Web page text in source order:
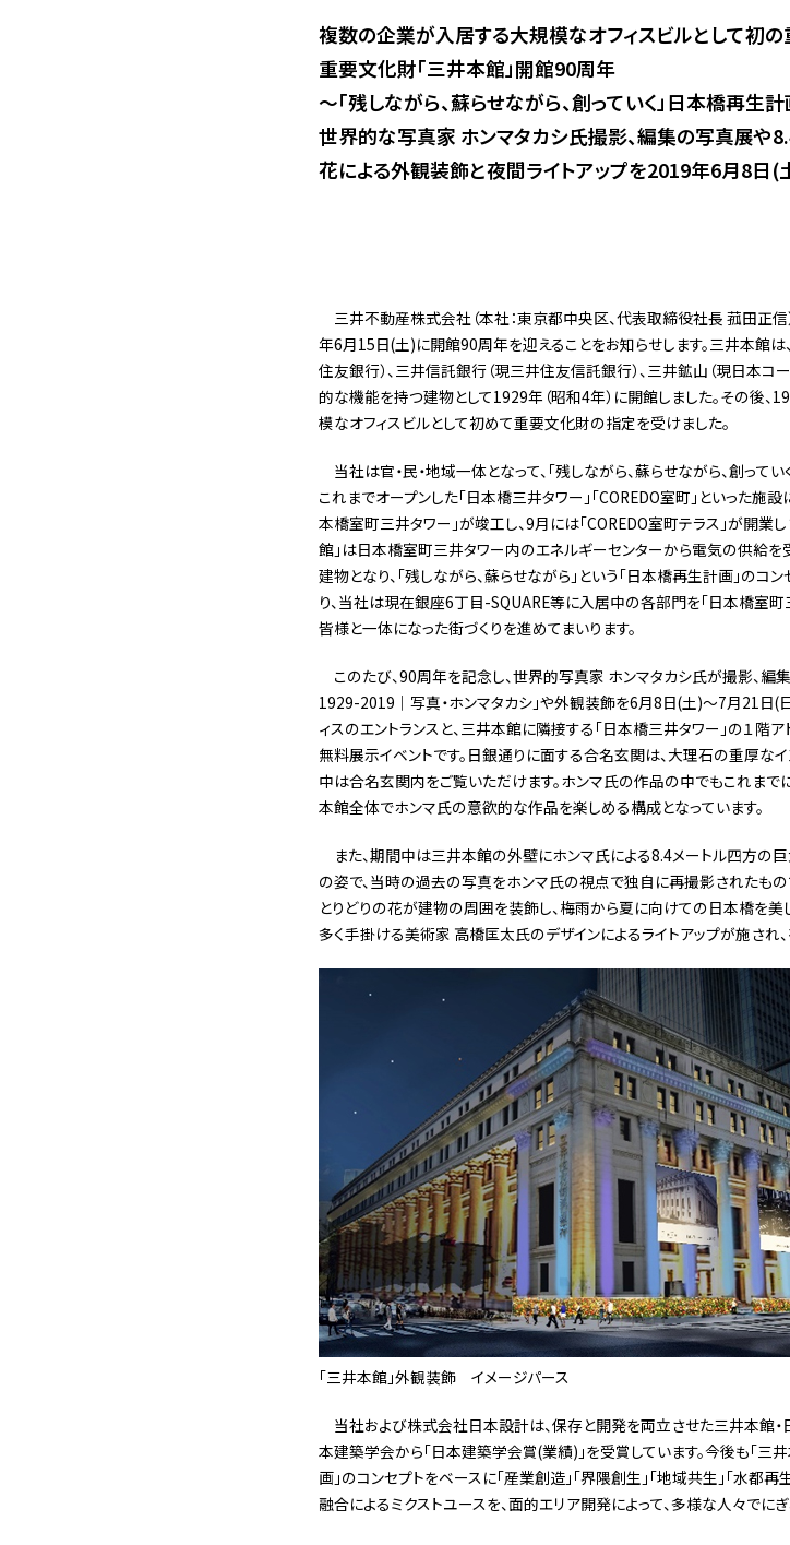
複数の企業が入居する大規模なオフィスビルとして初
重要文化財「三井本館」開館90周年
～「残しながら、蘇らせながら、創っていく」日本橋再生
世界的な写真家 ホンマタカシ氏撮影、編集の写真展や
花による外観装飾と夜間ライトアップを2019年6月8
三井不動産株式会社（本社：東京都中央区、代表取締役社長 菰田正
年6月15日(土)に開館90周年を迎えることをお知らせします。三井本館
住友銀行）、三井信託銀行（現三井住友信託銀行）、三井鉱山（現日本
的な機能を持つ建物として1929年（昭和4年）に開館しました。その後
模なオフィスビルとして初めて重要文化財の指定を受けました。
当社は官・民・地域一体となって、「残しながら、蘇らせながら、創って
これまでオープンした「日本橋三井タワー」「COREDO室町」といった施
本橋室町三井タワー」が竣工し、9月には「COREDO室町テラス」が開業し
館」は日本橋室町三井タワー内のエネルギーセンターから電気の供給を
建物となり、「残しながら、蘇らせながら」という「日本橋再生計画」の
り、当社は現在銀座6丁目-SQUARE等に入居中の各部門を「日本橋室町
皆様と一体になった街づくりを進めてまいります。
このたび、90周年を記念し、世界的写真家 ホンマタカシ氏が撮影、
1929-2019｜写真・ホンマタカシ」や外観装飾を6月8日(土)～7月21日(
ィスのエントランスと、三井本館に隣接する「日本橋三井タワー」の１階
無料展示イベントです。日銀通りに面する合名玄関は、大理石の重厚な
中は合名玄関内をご覧いただけます。ホンマ氏の作品の中でもこれま
本館全体でホンマ氏の意欲的な作品を楽しめる構成となっています。
また、期間中は三井本館の外壁にホンマ氏による8.4メートル四方の
の姿で、当時の過去の写真をホンマ氏の視点で独自に再撮影されたも
とりどりの花が建物の周囲を装飾し、梅雨から夏に向けての日本橋を美
多く手掛ける美術家 高橋匡太氏のデザインによるライトアップが施され
「三井本館」外観装飾 イメージパース
当社および株式会社日本設計は、保存と開発を両立させた三井本館
本建築学会から「日本建築学会賞(業績)」を受賞しています。今後も「三
画」のコンセプトをベースに「産業創造」「界隈創生」「地域共生」「水都
融合によるミクストユースを、面的エリア開発によって、多様な人々でに